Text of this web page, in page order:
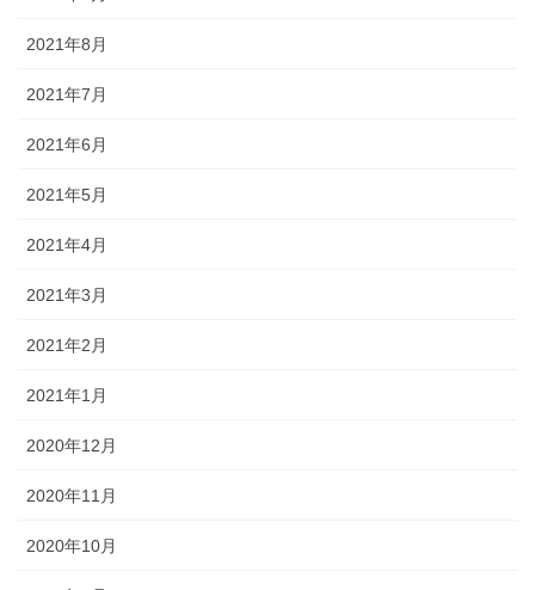
2021年8月
2021年7月
2021年6月
2021年5月
2021年4月
2021年3月
2021年2月
2021年1月
2020年12月
2020年11月
2020年10月